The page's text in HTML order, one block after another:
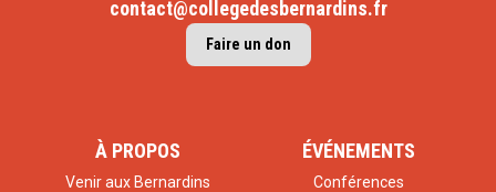
contact@collegedesbernardins.fr
Faire un don
À PROPOS
Venir aux Bernardins
ÉVÉNEMENTS
Conférences